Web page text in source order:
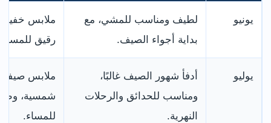
يونيو
لطيف ومناسب للمشي، مع
بداية أجواء الصيف.
ملابس
رقيق
يوليو
أدفأ شهور الصيف غالبًا،
ومناسب للحدائق والرحلات
النهرية.
ملابس
شمسية،
للمساء.